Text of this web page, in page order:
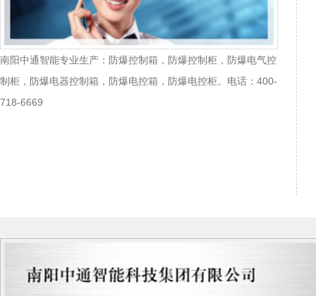
南阳中通智能专业生产：防爆控制箱，防爆控制柜，防爆电气控
制柜，防爆电器控制箱，防爆电控箱，防爆电控柜。电话：400-
718-6669